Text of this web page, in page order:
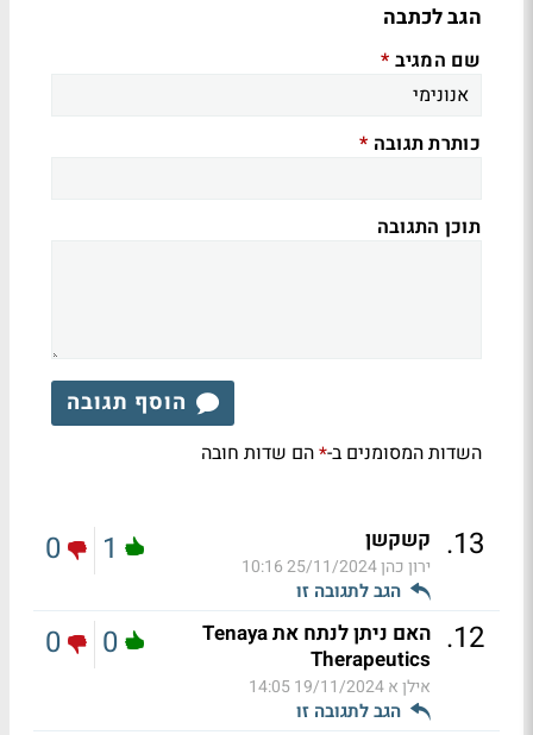
הגב לכתבה
שם המגיב *
כותרת תגובה *
תוכן התגובה
הוסף תגובה
השדות המסומנים ב-*הם שדות חובה
13
. קשקשן
ירון כהן25/11/2024 10:16
הגב לתגובה זו
1
0
12
.
האם ניתן לנתח את Tenaya
Therapeutics
אילן א19/11/2024 14:05
הגב לתגובה זו
0
0